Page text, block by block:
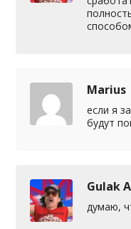
Marius
если я
будут
Gulak
думаю,